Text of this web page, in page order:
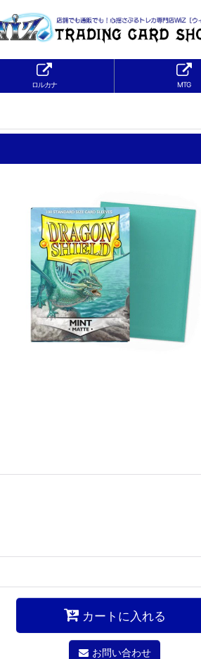
ロルカナ MTG
カートに入れる
お問い合わせ